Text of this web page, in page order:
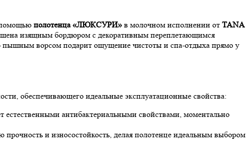
помощью полотенца «ЛЮКСУРИ» в молочном исполнении от TANA
изящным бордюром с декоративным переплетающимся
пышным ворсом подарит ощущение чистоты и спа-отдыха прямо у
обеспечивающего идеальные эксплуатационные свойства:
антибактериальными свойствами, моментально
и износостойкость, делая полотенце идеальным выбором